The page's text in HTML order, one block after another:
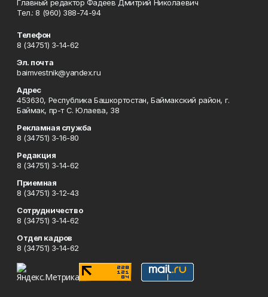
Главный редактор Фадеев Дмитрий Николаевич
Тел.: 8 (960) 388-74-94
Телефон
8 (34751) 3-14-62
Эл. почта
baimvestnik@yandex.ru
Адрес
453630, Республика Башкортостан, Баймакский район, г.
Баймак, пр-т С. Юлаева, 38
Рекламная служба
8 (34751) 3-16-80
Редакция
8 (34751) 3-14-62
Приемная
8 (34751) 3-12-43
Сотрудничество
8 (34751) 3-14-62
Отдел кадров
8 (34751) 3-14-62